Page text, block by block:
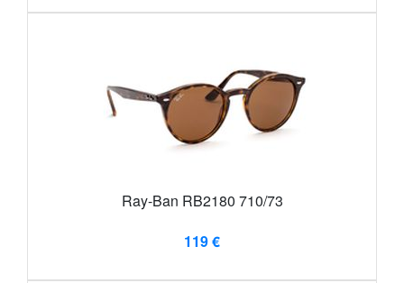
Ray-Ban RB2180 710/73
119 €